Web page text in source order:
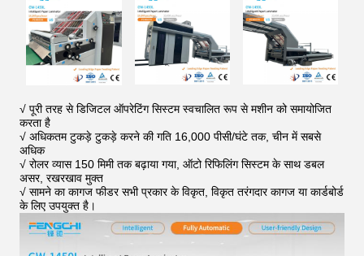
√ पूरी तरह से डिजिटल ऑपरेटिंग सिस्टम स्वचालित रूप से मशीन को समायोजित
करता है
√ अधिकतम टुकड़े टुकड़े करने की गति 16,000 पीसी/घंटे तक, चीन में सबसे
अधिक
√ रोलर व्यास 150 मिमी तक बढ़ाया गया, ऑटो रिफिलिंग सिस्टम के साथ डबल
असर, रखरखाव मुक्त
√ सामने का कागज फीडर सभी प्रकार के विकृत, विकृत तरंगदार कागज या कार्डबोर्ड
के लिए उपयुक्त है।